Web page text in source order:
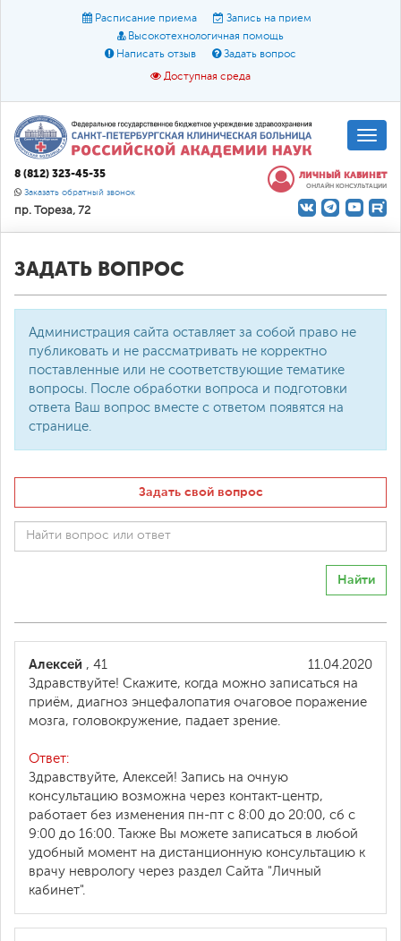
Расписание приема
Запись на прием
Высокотехнологичная помощь
Написать отзыв
Задать вопрос
Доступная среда
Размер шрифта: A A A
Цвет:
О доступной среде
8 (812) 323-45-35
Заказать обратный звонок
пр. Тореза, 72
ЛИЧНЫЙ КАБИНЕТ
ОНЛАЙН КОНСУЛЬТАЦИИ
ЗАДАТЬ ВОПРОС
Администрация сайта оставляет за собой право не
публиковать и не рассматривать не корректно
поставленные или не соответствующие тематике
вопросы. После обработки вопроса и подготовки
ответа Ваш вопрос вместе с ответом появятся на
странице.
Задать свой вопрос
Найти
11.04.2020
Алексей , 41
Здравствуйте! Скажите, когда можно записаться на
приём, диагноз энцефалопатия очаговое поражение
мозга, головокружение, падает зрение.
Ответ:
Здравствуйте, Алексей! Запись на очную
консультацию возможна через контакт-центр,
работает без изменения пн-пт с 8:00 до 20:00, сб с
9:00 до 16:00. Также Вы можете записаться в любой
удобный момент на дистанционную консультацию к
врачу неврологу через раздел Сайта "Личный
кабинет".